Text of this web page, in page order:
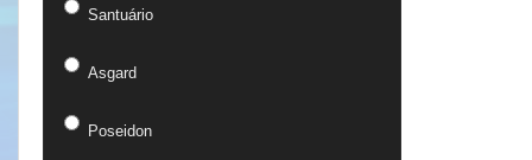
Santuário
Asgard
Poseidon